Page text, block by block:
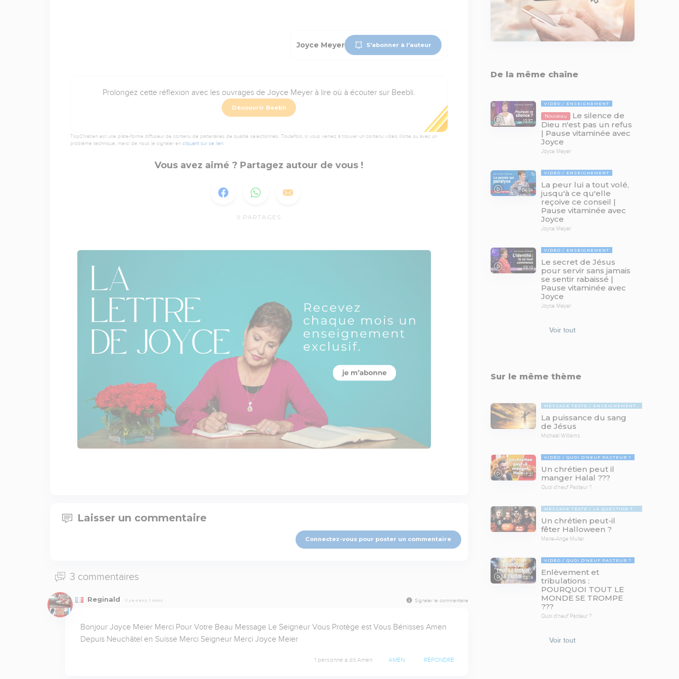
Joyce Meyer S'abonner à l'auteur
Prolongez cette réflexion avec les ouvrages de Joyce Meyer à lire où à écouter sur Beebli.
Découvrir Beebli
TopChrétien est une plate-forme diffuseur de contenu de partenaires de qualité sélectionnés. Toutefois, si vous veniez à trouver un contenu vidéo illicite ou avec un
problème technique, merci de nous le signaler en cliquant sur ce lien.
Vous avez aimé ? Partagez autour de vous !
9 PARTAGES
Laisser un commentaire
Connectez-vous pour poster un commentaire
3 commentaires
Reginald Il y a 4 ans, 1 mois Signaler le commentaire
Bonjour Joyce Meier Merci Pour Votre Beau Message Le Seigneur Vous Protège est Vous Bénisses Amen
Depuis Neuchâtel en Suisse Merci Seigneur Merci Joyce Meier
1 personne a dit Amen AMEN RÉPONDRE
De la même chaîne
10:37
VIDÉO ENSEIGNEMENT
Nouveau
Le silence de
Dieu n'est pas un refus
| Pause vitaminée avec
Joyce
Joyce Meyer
04:04
VIDÉO ENSEIGNEMENT
La peur lui a tout volé,
jusqu'à ce qu'elle
reçoive ce conseil |
Pause vitaminée avec
Joyce
Joyce Meyer
03:10
VIDÉO ENSEIGNEMENT
Le secret de Jésus
pour servir sans jamais
se sentir rabaissé |
Pause vitaminée avec
Joyce
Joyce Meyer
Voir tout
Sur le même thème
MESSAGE TEXTE ENSEIGNEMENTS BIBLIQUES
La puissance du sang
de Jésus
Michaël Williams
17:21
VIDÉO QUOI D'NEUF PASTEUR ?
Un chrétien peut il
manger Halal ???
Quoi d'neuf Pasteur ?
MESSAGE TEXTE LA QUESTION TABOUE
Un chrétien peut-il
fêter Halloween ?
Marie-Ange Muller
78:19
VIDÉO QUOI D'NEUF PASTEUR ?
Enlèvement et
tribulations :
POURQUOI TOUT LE
MONDE SE TROMPE
???
Quoi d'neuf Pasteur ?
Voir tout